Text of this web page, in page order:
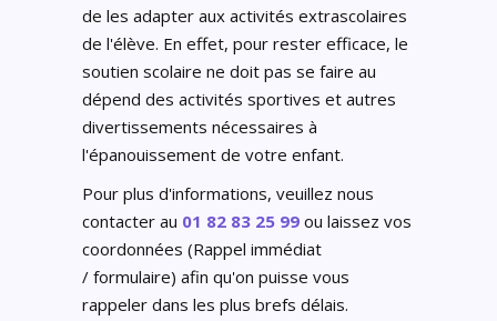
de les adapter aux activités extrascolaires
de l'élève. En effet, pour rester efficace, le
soutien scolaire ne doit pas se faire au
dépend des activités sportives et autres
divertissements nécessaires à
l'épanouissement de votre enfant.
Pour plus d'informations, veuillez nous
contacter au 01 82 83 25 99 ou laissez vos
coordonnées (Rappel immédiat
/ formulaire) afin qu'on puisse vous
rappeler dans les plus brefs délais.